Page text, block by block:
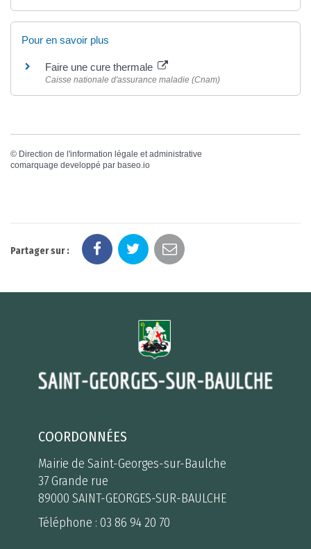
Pour en savoir plus
Faire une cure thermale
Caisse nationale d'assurance maladie (Cnam)
© Direction de l'information légale et administrative
comarquage developpé par baseo.io
Partager sur :
COORDONNÉES
Mairie de Saint-Georges-sur-Baulche
37 Grande rue
89000 SAINT-GEORGES-SUR-BAULCHE
Téléphone : 03 86 94 20 70